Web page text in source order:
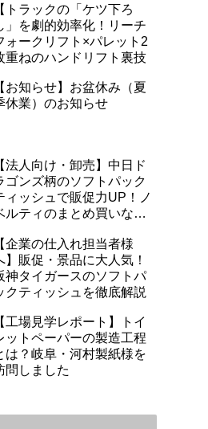
【トラックの「ケツ下ろ
」を劇的効率化！リーチ
ォークリフト×パレット2
重ねのハンドリフト裏技
【お知らせ】お盆休み（夏
休業）のお知らせ
【法人向け・卸売】中日ド
ゴンズ柄のソフトパック
ィッシュで販促力UP！ノ
ルティのまとめ買いなら
【企業の仕入れ担当者様
】販促・景品に大人気！
神タイガースのソフトパ
クティッシュを徹底解説
【工場見学レポート】トイ
ットペーパーの製造工程
は？岐阜・河村製紙様を
問しました